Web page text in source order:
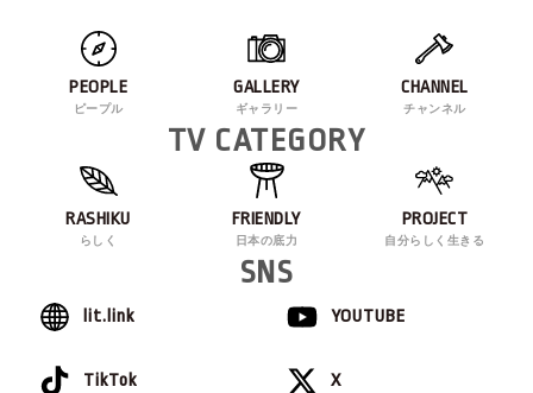
PEOPLE
ピープル
GALLERY
ギャラリー
CHANNEL
チャンネル
TV CATEGORY
RASHIKU
らしく
FRIENDLY
日本の底力
PROJECT
自分らしく生きる
SNS
lit.link YOUTUBE
TikTok X